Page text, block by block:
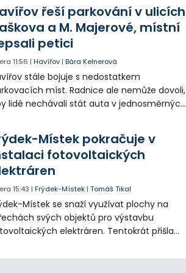
certifikáty o absolvování studia a
dárky.
řeší parkování v ulicích
a M. Majerové, místní
petici
11:56 |Havířov |Bára Kelnerová
stále bojuje s nedostatkem
míst. Radnice ale nemůže dovoli,
lidé nechávali stát auta v jednosměrných
někteří obyvatelé rozhodli sepsat petici.
Místek pokračuje v
fotovoltaických
15:43 |Frýdek-Místek |Tomáš Tikal
Místek se snaží využívat plochy na
svých objektů pro výstavbu
elektráren. Tentokrát přišla